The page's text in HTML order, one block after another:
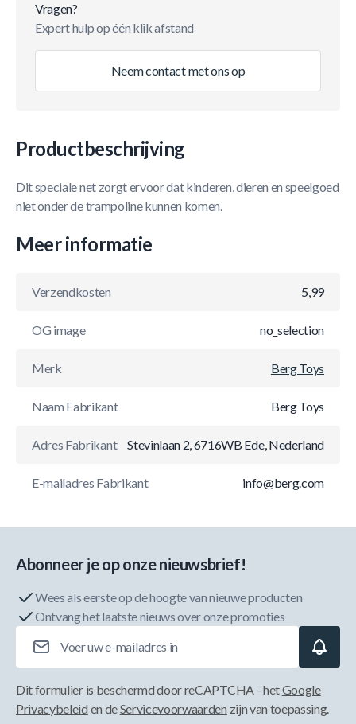
Vragen?
Expert hulp op één klik afstand
Neem contact met ons op
Productbeschrijving
Dit speciale net zorgt ervoor dat kinderen, dieren en speelgoed
niet onder de trampoline kunnen komen.
Meer informatie
Verzendkosten 5,99
OG image no_selection
Merk Berg Toys
Naam Fabrikant Berg Toys
Adres Fabrikant Stevinlaan 2, 6716WB Ede, Nederland
E-mailadres Fabrikant info@berg.com
Abonneer je op onze nieuwsbrief!
Wees als eerste op de hoogte van nieuwe producten
Ontvang het laatste nieuws over onze promoties
Dit formulier is beschermd door reCAPTCHA - hetGoogle
Privacybeleid en deServicevoorwaarden zijn van toepassing.